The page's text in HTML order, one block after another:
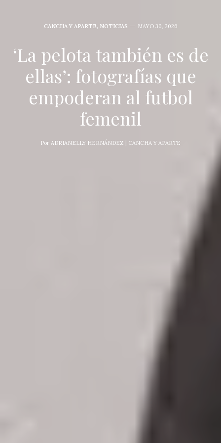
CANCHA Y APARTE, NOTICIAS MAYO 30, 2026
‘La pelota también es de
ellas’: fotografías que
empoderan al futbol
femenil
Por ADRIANELLY HERNÁNDEZ | CANCHA Y APARTE